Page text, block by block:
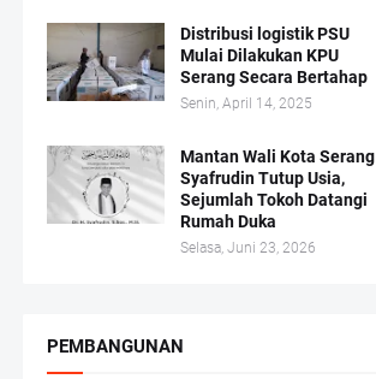
Distribusi logistik PSU
Mulai Dilakukan KPU
Serang Secara Bertahap
Senin, April 14, 2025
Mantan Wali Kota Serang
Syafrudin Tutup Usia,
Sejumlah Tokoh Datangi
Rumah Duka
Selasa, Juni 23, 2026
PEMBANGUNAN